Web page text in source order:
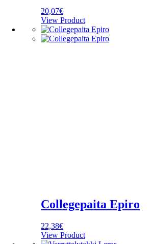
20,07€
View Product
Collegepaita Epiro
22,38€
View Product